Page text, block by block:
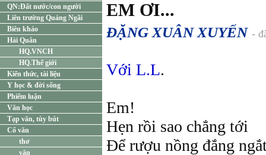
QN:Đất nước/con người
Liên trường Quảng Ngãi
Biên khảo
Hải Quân
HQ.VNCH
HQ.Thế giới
Kiến thức, tài liệu
Y học & đời sống
Phiếm luận
Văn học
Tạp văn, tùy bút
Cổ văn
thơ
văn
EM ƠI...
ĐẶNG XUÂN XUYẾN -
Với L.L.
Em!
Hẹn rồi sao chẳng tới
Để rượu nồng đắng